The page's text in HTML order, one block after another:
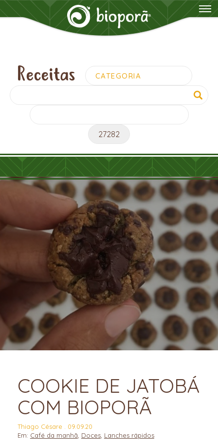
Receitas
Pesquisar
por:
COOKIE DE JATOBÁ
COM BIOPORÃ
Thiago Césare . 09.09.20
Em: Café da manhã, Doces, Lanches rápidos